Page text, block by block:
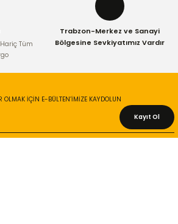
Tüm
Trabzon-Merkez ve Sanayi
Bölgesine Sevkiyatımız Vardır
İÇİN E-BÜLTEN’İMİZE KAYDOLUN
Kayıt Ol